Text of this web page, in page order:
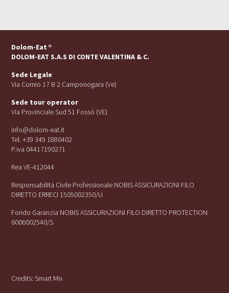
Dolom-Eat ®
DOLOM-EAT S.A.S DI CONTE VALENTINA & C.
Sede Legale
Via Cornio 17 B 2 Camponogara (Ve)
Sede tour operator
Via Provinciale Sud 51 Fossó (VE)
info@dolom-eat.it
Tel. +39 349 1880402
P.iva 04417190271
Rea VE-412044
Responsabilità Civile Professionale NOBIS ASSICURAZIONI FILO
DIRETTO ERRECI 1505002350/U
Fondo Garanzia NOBIS ASSICURAZIONI FILO DIRETTO PROTECTION
6006002540/S
Credits:Smart Mix